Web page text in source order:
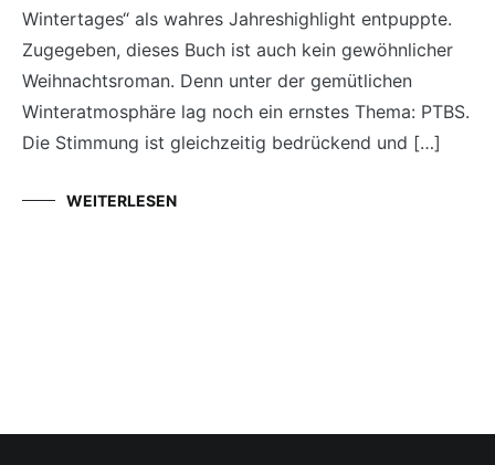
Wintertages“ als wahres Jahreshighlight entpuppte.
Zugegeben, dieses Buch ist auch kein gewöhnlicher
Weihnachtsroman. Denn unter der gemütlichen
Winteratmosphäre lag noch ein ernstes Thema: PTBS.
Die Stimmung ist gleichzeitig bedrückend und […]
WEITERLESEN